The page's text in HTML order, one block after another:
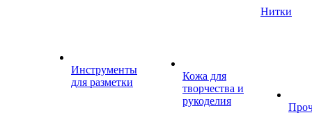
Инструменты
для разметки
Кожа для
творчества и
рукоделия
Нитки